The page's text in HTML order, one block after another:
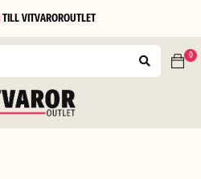
TILLVITVAROROUTLET
0